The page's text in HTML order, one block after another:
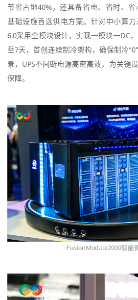
节省占地40%，还具备省电、省时、
基础设施首选供电方案。针对中小算
6.0采用全模块设计，实现一模块一DC
至7天，首创连续制冷架构，确保制冷
景，UPS不间断电源高密高效，为关键
保障。
FusionModule2000智能